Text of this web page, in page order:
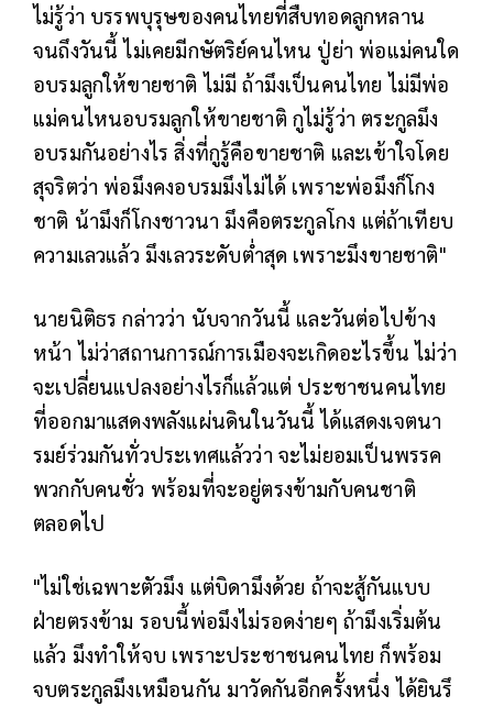
ไม่รู้ว่า บรรพบุรุษของคนไทยที่สืบทอดลูกหลาน
จนถึงวันนี้ ไม่เคยมีกษัตริย์คนไหน ปู่ย่า พ่อแม่คนใด
อบรมลูกให้ขายชาติ ไม่มี ถ้ามึงเป็นคนไทย ไม่มีพ่อ
แม่คนไหนอบรมลูกให้ขายชาติ กูไม่รู้ว่า ตระกูลมึง
อบรมกันอย่างไร สิ่งที่กูรู้คือขายชาติ และเข้าใจโดย
สุจริตว่า พ่อมึงคงอบรมมึงไม่ได้ เพราะพ่อมึงก็โกง
ชาติ น้ามึงก็โกงชาวนา มึงคือตระกูลโกง แต่ถ้าเทียบ
ความเลวแล้ว มึงเลวระดับต่ำสุด เพราะมึงขายชาติ"
นายนิติธร กล่าวว่า นับจากวันนี้ และวันต่อไปข้าง
หน้า ไม่ว่าสถานการณ์การเมืองจะเกิดอะไรขึ้น ไม่ว่า
จะเปลี่ยนแปลงอย่างไรก็แล้วแต่ ประชาชนคนไทย
ที่ออกมาแสดงพลังแผ่นดินในวันนี้ ได้แสดงเจตนา
รมย์ร่วมกันทั่วประเทศแล้วว่า จะไม่ยอมเป็นพรรค
พวกกับคนชั่ว พร้อมที่จะอยู่ตรงข้ามกับคนชาติ
ตลอดไป
"ไม่ใช่เฉพาะตัวมึง แต่บิดามึงด้วย ถ้าจะสู้กันแบบ
ฝ่ายตรงข้าม รอบนี้พ่อมึงไม่รอดง่ายๆ ถ้ามึงเริ่มต้น
แล้ว มึงทำให้จบ เพราะประชาชนคนไทย ก็พร้อม
จบตระกูลมึงเหมือนกัน มาวัดกันอีกครั้งหนึ่ง ได้ยินรึ